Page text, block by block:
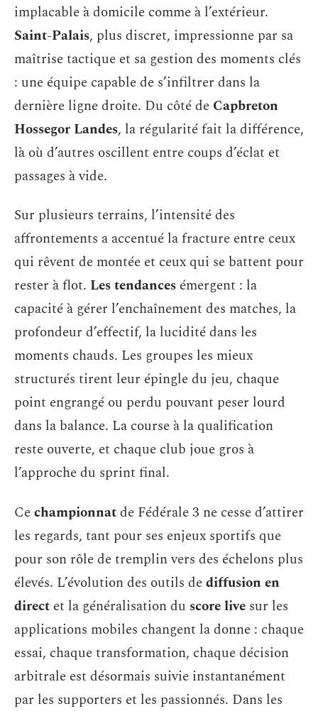
implacable à domicile comme à l’extérieur.
Saint-Palais, plus discret, impressionne par sa
maîtrise tactique et sa gestion des moments clés
: une équipe capable de s’infiltrer dans la
dernière ligne droite. Du côté de Capbreton
Hossegor Landes, la régularité fait la différence,
là où d’autres oscillent entre coups d’éclat et
passages à vide.
Sur plusieurs terrains, l’intensité des
affrontements a accentué la fracture entre ceux
qui rêvent de montée et ceux qui se battent pour
rester à flot. Les tendances émergent : la
capacité à gérer l’enchaînement des matches, la
profondeur d’effectif, la lucidité dans les
moments chauds. Les groupes les mieux
structurés tirent leur épingle du jeu, chaque
point engrangé ou perdu pouvant peser lourd
dans la balance. La course à la qualification
reste ouverte, et chaque club joue gros à
l’approche du sprint final.
Cechampionnatde Fédérale 3 ne cesse d’attirer
les regards, tant pour ses enjeux sportifs que
pour son rôle de tremplin vers des échelons plus
élevés. L’évolution des outils dediffusion en
direct et la généralisation du score live sur les
applications mobiles changent la donne : chaque
essai, chaque transformation, chaque décision
arbitrale est désormais suivie instantanément
par les supporters et les passionnés. Dans les